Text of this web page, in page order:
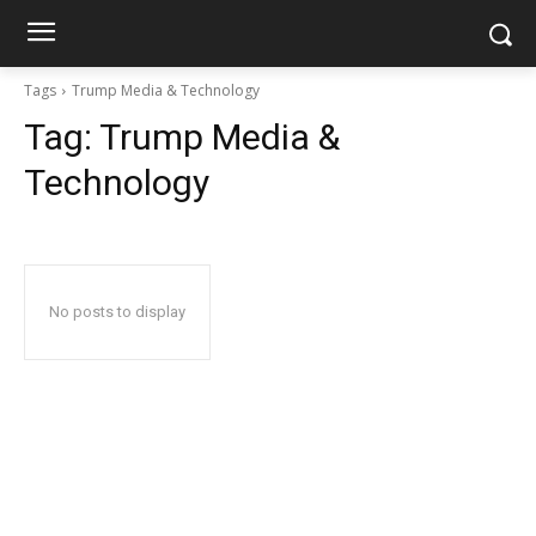
Tags Trump Media & Technology
Tag: Trump Media &
Technology
No posts to display